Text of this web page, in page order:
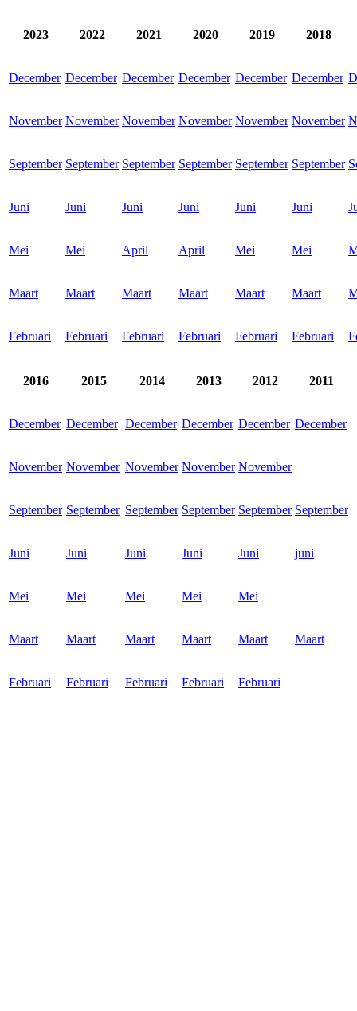
2023 2022 2021 2020 2019 2018
December December December December December December
November November November November November November
September September September September September September
Juni Juni Juni Juni Juni Juni
Mei Mei April April Mei Mei
Maart Maart Maart Maart Maart Maart
Februari Februari Februari Februari Februari Februari
2016 2015 2014 2013 2012 2011
December December December December December December
November November November November November
September September September September September September
Juni Juni Juni Juni Juni juni
Mei Mei Mei Mei Mei
Maart Maart Maart Maart Maart Maart
Februari Februari Februari Februari Februari